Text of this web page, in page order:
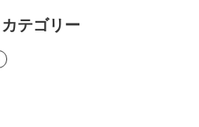
カテゴリー